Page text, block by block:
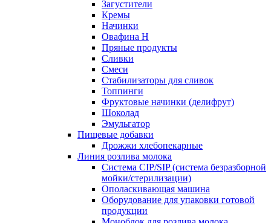
Загустители
Кремы
Начинки
Овафина Н
Пряные продукты
Сливки
Смеси
Стабилизаторы для сливок
Топпинги
Фруктовые начинки (делифрут)
Шоколад
Эмульгатор
Пищевые добавки
Дрожжи хлебопекарные
Линия розлива молока
Система CIP/SIP (система безразборной
мойки/стерилизации)
Ополаскивающая машина
Оборудование для упаковки готовой
продукции